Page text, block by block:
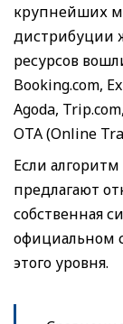
крупнейших
дистрибуции
ресурсов
Booking.com,
Agoda,
ОТА (Online
Если
предлагают
собственная
официальном
этого уровня.